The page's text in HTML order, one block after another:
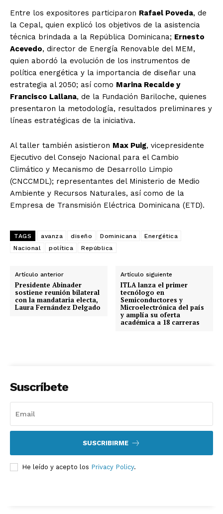
Entre los expositores participaron Rafael Poveda, de
la Cepal, quien explicó los objetivos de la asistencia
técnica brindada a la República Dominicana; Ernesto
Acevedo, director de Energía Renovable del MEM,
quien abordó la evolución de los instrumentos de
política energética y la importancia de diseñar una
estrategia al 2050; así como Marina Recalde y
Francisco Lallana, de la Fundación Bariloche, quienes
presentaron la metodología, resultados preliminares y
líneas estratégicas de la iniciativa.
Al taller también asistieron Max Puig, vicepresidente
Ejecutivo del Consejo Nacional para el Cambio
Climático y Mecanismo de Desarrollo Limpio
(CNCCMDL); representantes del Ministerio de Medio
Ambiente y Recursos Naturales, así como de la
Empresa de Transmisión Eléctrica Dominicana (ETD).
TAGS avanza diseño Dominicana
Energética
Nacional
política República
Artículo anterior
Presidente Abinader
sostiene reunión bilateral
con la mandataria electa,
Laura Fernández Delgado
Artículo siguiente
ITLA lanza el primer
tecnólogo en
Semiconductores y
Microelectrónica del país
y amplía su oferta
académica a 18 carreras
Suscríbete
SUSCRIBIRME
He leído y acepto los Privacy Policy.